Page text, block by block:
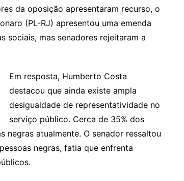
da oposição apresentaram recurso, o
(PL-RJ) apresentou uma emenda
mas senadores rejeitaram a
Em resposta, Humberto Costa
destacou que ainda existe ampla
desigualdade de representatividade no
serviço público. Cerca de 35% dos
negras atualmente. O senador ressaltou
negras, fatia que enfrenta